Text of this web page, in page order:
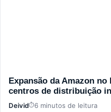
Expansão da Amazon
centros de distribuição
Deivid 6 minutos de leitura